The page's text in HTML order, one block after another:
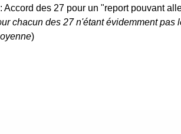
: Accord des 27 pour un "report pouvant
chacun des 27 n'étant évidemment pas
)